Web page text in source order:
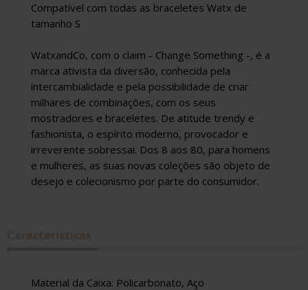
Compatível com todas as braceletes Watx de
tamanho S
WatxandCo, com o claim - Change Something -, é a
marca ativista da diversão, conhecida pela
intercambialidade e pela possibilidade de criar
milhares de combinações, com os seus
mostradores e braceletes. De atitude trendy e
fashionista, o espírito moderno, provocador e
irreverente sobressai. Dos 8 aos 80, para homens
e mulheres, as suas novas coleções são objeto de
desejo e colecionismo por parte do consumidor.
Material da Caixa: Policarbonato, Aço